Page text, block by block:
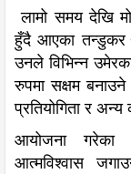
लामो समय देखि
हुँदै आएका
उनले विभिन्न
रुपमा सक्षम
प्रतियोगिता र
आयोजना गरेका
आत्मविश्वास